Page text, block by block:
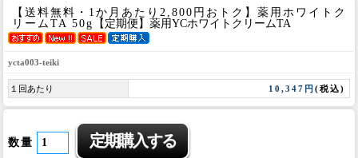
【送料無料・1か月あたり2,800円おトク】薬用ホワイトク
リームTA 50g
【定期便】薬用YCホワイトクリームTA
ycta003-teiki
１回あたり 10,347円 (税込)
数量